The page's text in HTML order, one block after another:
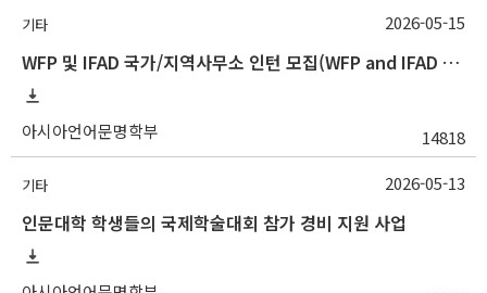
기타
WFP 및 IFAD 국가/지역사무소 인턴 모집(WFP and IFAD Country/Regional Office Internship Opportunities)
아시아언어문명학부 14818
2026-05-15
기타
인문대학 학생들의 국제학술대회 참가 경비 지원 사업
2026-05-13